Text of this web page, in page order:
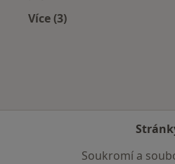
Více (3)
Soukromí a